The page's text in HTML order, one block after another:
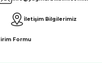
İletişim Bilgilerimiz
Formu